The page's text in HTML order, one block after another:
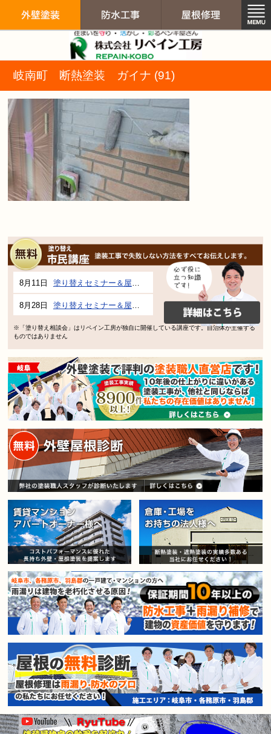
岐南町 断熱塗装 ガイナ (91)
8月11日 塗り替えセミナー＆屋根、外壁の塗り替え市民講座 inぎふメディアコスモス
8月28日 塗り替えセミナー＆屋根、外壁の塗り替え市民講座 inぎふメディアコスモス
※「塗り替え相談会」はリペイン工房が独自に開催している講座です。自治体が主催する
ものではありません
賃貸マンション・アパートオー